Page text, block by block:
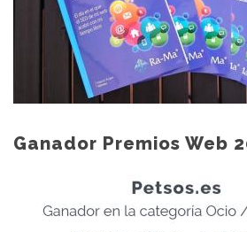
Ganador Premios Web